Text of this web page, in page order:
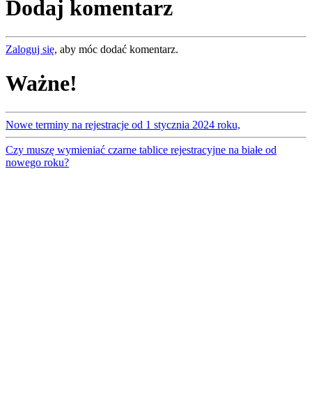
Dodaj komentarz
Zaloguj się, aby móc dodać komentarz.
Ważne!
Nowe terminy na rejestracje od 1 stycznia 2024 roku,
Czy muszę wymieniać czarne tablice rejestracyjne na białe od
nowego roku?